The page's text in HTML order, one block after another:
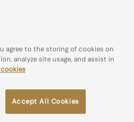
agree to the storing of cookies on
analyze site usage, and assist in
Accept All Cookies